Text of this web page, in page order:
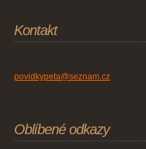
Kontakt
povidkypeta@seznam.cz
Oblíbené odkazy